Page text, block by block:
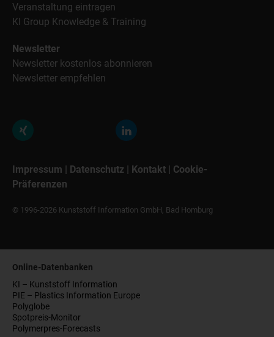
Veranstaltung eintragen
KI Group Knowledge & Training
Newsletter
Newsletter kostenlos abonnieren
Newsletter empfehlen
Impressum | Datenschutz | Kontakt | Cookie-
Präferenzen
© 1996-2026 Kunststoff Information GmbH, Bad Homburg
Online-Datenbanken
KI – Kunststoff Information
PIE – Plastics Information Europe
Polyglobe
Spotpreis-Monitor
Polymerpres-Forecasts